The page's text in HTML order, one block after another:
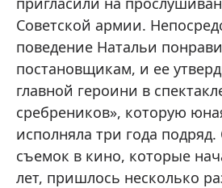
Советской армии.
поведение Натальи
постановщикам, и ее
главной героини в
сребреников», которую
исполняла три года подряд.
съемок в кино, которые
лет, пришлось несколько